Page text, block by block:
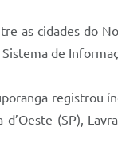
as cidades do
de
(SP),